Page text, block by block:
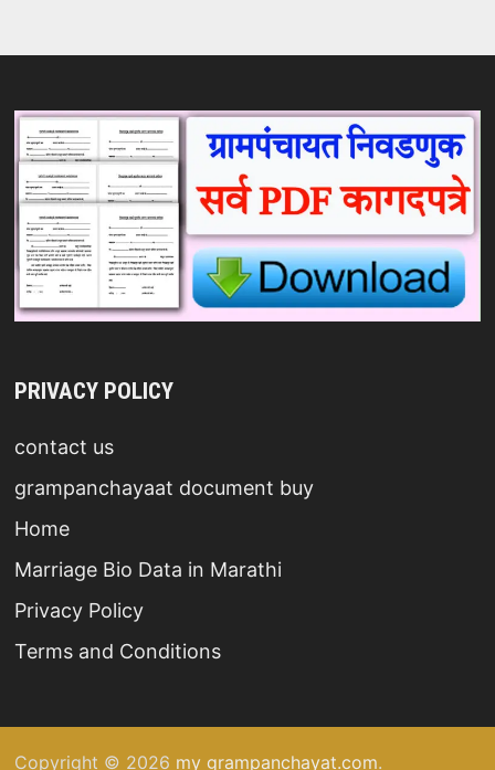
PRIVACY POLICY
contact us
grampanchayaat document buy
Home
Marriage Bio Data in Marathi
Privacy Policy
Terms and Conditions
Copyright © 2026 my grampanchayat.com.